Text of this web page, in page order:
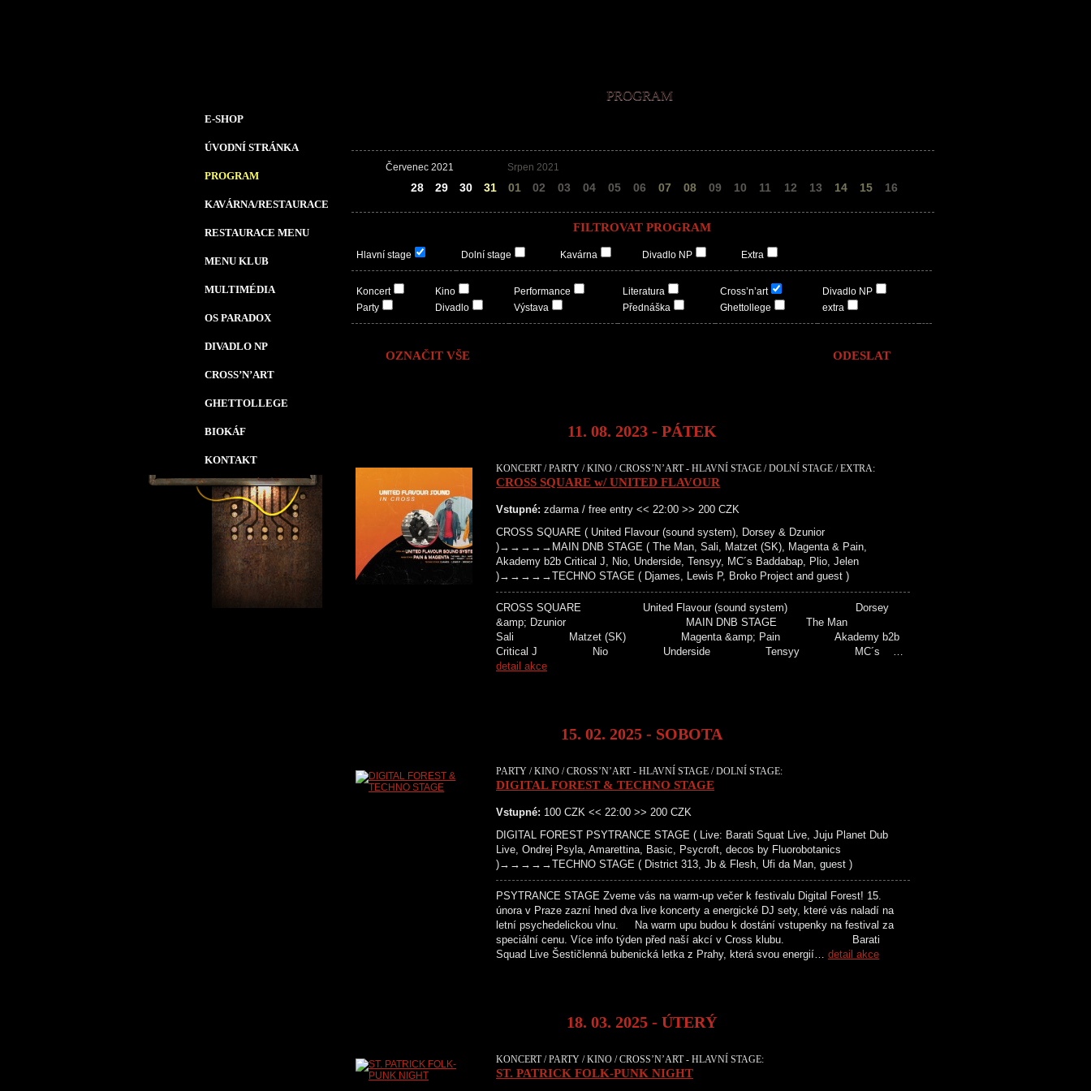
E-SHOP
ÚVODNÍ STRÁNKA
PROGRAM
KAVÁRNA/RESTAURACE
RESTAURACE MENU
MENU KLUB
MULTIMÉDIA
OS PARADOX
DIVADLO NP
CROSS’N’ART
GHETTOLLEGE
BIOKÁF
KONTAKT
PROGRAM
Červenec 2021
28 29 30 31
Srpen 2021
01 02 03 04 05 06 07 08 09 10 11 12 13 14 15 16
FILTROVAT PROGRAM
Hlavní stage Dolní stage Kavárna Divadlo NP Extra
Koncert
Party
Kino
Divadlo
Performance
Výstava
Literatura
Přednáška
Cross’n’art
Ghettollege
Divadlo NP
extra
OZNAČIT VŠE
11. 08. 2023 - PÁTEK
KONCERT / PARTY / KINO / CROSS’N’ART - HLAVNÍ STAGE / DOLNÍ STAGE / EXTRA:
CROSS SQUARE w/ UNITED FLAVOUR
Vstupné: zdarma / free entry << 22:00 >> 200 CZK
CROSS SQUARE ( United Flavour (sound system), Dorsey & Dzunior
)→→→→→MAIN DNB STAGE ( The Man, Sali, Matzet (SK), Magenta & Pain,
Akademy b2b Critical J, Nio, Underside, Tensyy, MC´s Baddabap, Plio, Jelen
)→→→→→TECHNO STAGE ( Djames, Lewis P, Broko Project and guest )
CROSS SQUARE United Flavour (sound system) Dorsey
&amp; Dzunior MAIN DNB STAGE The Man
Sali Matzet (SK) Magenta &amp; Pain Akademy b2b
Critical J Nio Underside Tensyy MC´s …
detail akce
15. 02. 2025 - SOBOTA
PARTY / KINO / CROSS’N’ART - HLAVNÍ STAGE / DOLNÍ STAGE:
DIGITAL FOREST & TECHNO STAGE
Vstupné: 100 CZK << 22:00 >> 200 CZK
DIGITAL FOREST PSYTRANCE STAGE ( Live: Barati Squat Live, Juju Planet Dub
Live, Ondrej Psyla, Amarettina, Basic, Psycroft, decos by Fluorobotanics
)→→→→→TECHNO STAGE ( District 313, Jb & Flesh, Ufi da Man, guest )
PSYTRANCE STAGE Zveme vás na warm-up večer k festivalu Digital Forest! 15.
února v Praze zazní hned dva live koncerty a energické DJ sety, které vás naladí na
letní psychedelickou vlnu. Na warm upu budou k dostání vstupenky na festival za
speciální cenu. Více info týden před naší akcí v Cross klubu. Barati
Squad Live Šestičlenná bubenická letka z Prahy, která svou energií… detail akce
18. 03. 2025 - ÚTERÝ
KONCERT / PARTY / KINO / CROSS’N’ART - HLAVNÍ STAGE:
ST. PATRICK FOLK-PUNK NIGHT